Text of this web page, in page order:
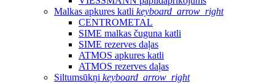
Malkas apkures katli keyboard_arrow_right
CENTROMETAL
SIME malkas čuguna katli
SIME rezerves daļas
ATMOS apkures katli
ATMOS rezerves daļas
Siltumsūkņi keyboard_arrow_right